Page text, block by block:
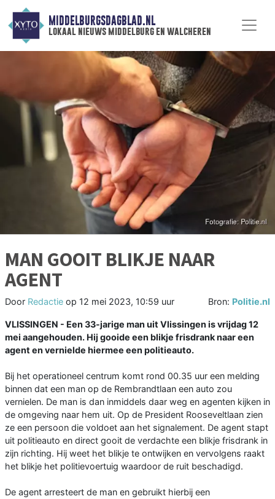
MIDDELBURGSDAGBLAD.NL
lokaal nieuws middelburg en walcheren
MAN GOOIT BLIKJE NAAR
AGENT
Door Redactie op 12 mei 2023, 10:59 uur Bron: Politie.nl
VLISSINGEN - Een 33-jarige man uit Vlissingen is vrijdag 12
mei aangehouden. Hij gooide een blikje frisdrank naar een
agent en vernielde hiermee een politieauto.
Bij het operationeel centrum komt rond 00.35 uur een melding
binnen dat een man op de Rembrandtlaan een auto zou
vernielen. De man is dan inmiddels daar weg en agenten kijken in
de omgeving naar hem uit. Op de President Rooseveltlaan zien
ze een persoon die voldoet aan het signalement. De agent stapt
uit politieauto en direct gooit de verdachte een blikje frisdrank in
zijn richting. Hij weet het blikje te ontwijken en vervolgens raakt
het blikje het politievoertuig waardoor de ruit beschadigd.
De agent arresteert de man en gebruikt hierbij een